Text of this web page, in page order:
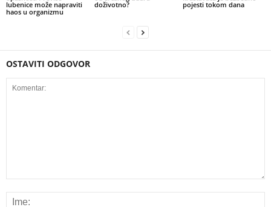
lubenice može napraviti
haos u organizmu
doživotno?
pojesti tokom dana
OSTAVITI ODGOVOR